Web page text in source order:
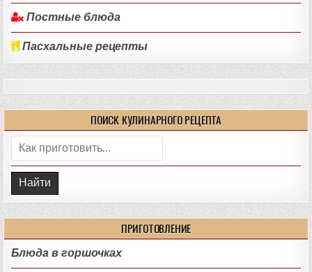
Постные блюда
Пасхальные рецепты
ПОИСК КУЛИНАРНОГО РЕЦЕПТА
Поиск:
ПРИГОТОВЛЕНИЕ
Блюда в горшочках